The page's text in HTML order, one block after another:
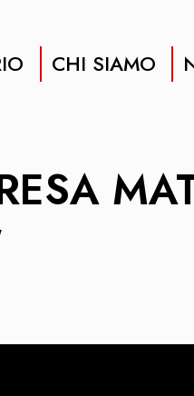
CHI SIAMO